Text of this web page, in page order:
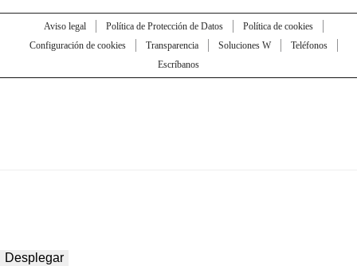
Aviso legal Política de Protección de Datos
Política de cookies
Configuración de cookies
Transparencia Soluciones W
Teléfonos
Escríbanos
Desplegar